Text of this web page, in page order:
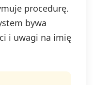
procedurę.
bywa
i uwagi na imię